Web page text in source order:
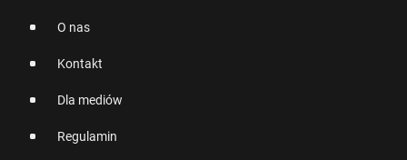
O nas
Kontakt
Dla mediów
Regulamin